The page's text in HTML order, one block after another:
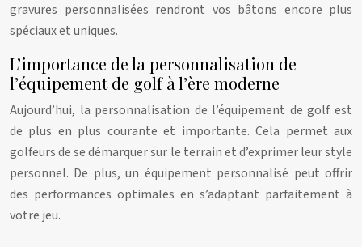
gravures personnalisées rendront vos bâtons encore plus
spéciaux et uniques.
L’importance de la personnalisation de
l’équipement de golf à l’ère moderne
Aujourd’hui, la personnalisation de l’équipement de golf est
de plus en plus courante et importante. Cela permet aux
golfeurs de se démarquer sur le terrain et d’exprimer leur style
personnel. De plus, un équipement personnalisé peut offrir
des performances optimales en s’adaptant parfaitement à
votre jeu.